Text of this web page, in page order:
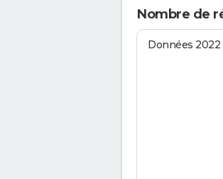
Nombre de
Données